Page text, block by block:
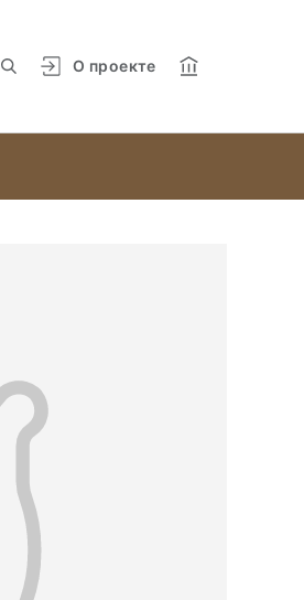
О проекте